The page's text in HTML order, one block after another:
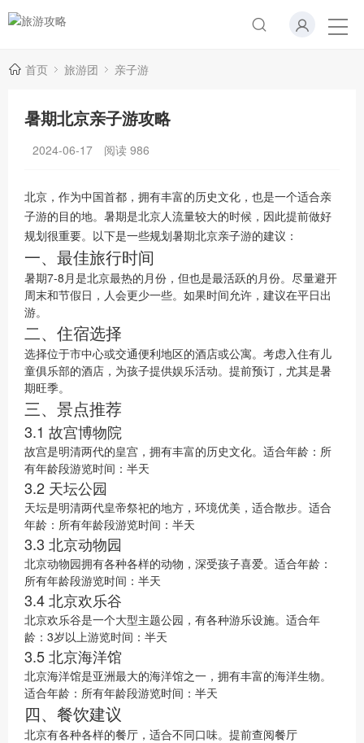
首页 旅游团 亲子游
暑期北京亲子游攻略
2024-06-17 阅读 986
北京，作为中国首都，拥有丰富的历史文化，也是一个适合亲
子游的目的地。暑期是北京人流量较大的时候，因此提前做好
规划很重要。以下是一些规划暑期北京亲子游的建议：
一、最佳旅行时间
暑期7-8月是北京最热的月份，但也是最活跃的月份。尽量避开
周末和节假日，人会更少一些。如果时间允许，建议在平日出
游。
二、住宿选择
选择位于市中心或交通便利地区的酒店或公寓。考虑入住有儿
童俱乐部的酒店，为孩子提供娱乐活动。提前预订，尤其是暑
期旺季。
三、景点推荐
3.1 故宫博物院
故宫是明清两代的皇宫，拥有丰富的历史文化。适合年龄：所
有年龄段游览时间：半天
3.2 天坛公园
天坛是明清两代皇帝祭祀的地方，环境优美，适合散步。适合
年龄：所有年龄段游览时间：半天
3.3 北京动物园
北京动物园拥有各种各样的动物，深受孩子喜爱。适合年龄：
所有年龄段游览时间：半天
3.4 北京欢乐谷
北京欢乐谷是一个大型主题公园，有各种游乐设施。适合年
龄：3岁以上游览时间：半天
3.5 北京海洋馆
北京海洋馆是亚洲最大的海洋馆之一，拥有丰富的海洋生物。
适合年龄：所有年龄段游览时间：半天
四、餐饮建议
北京有各种各样的餐厅，适合不同口味。提前查阅餐厅